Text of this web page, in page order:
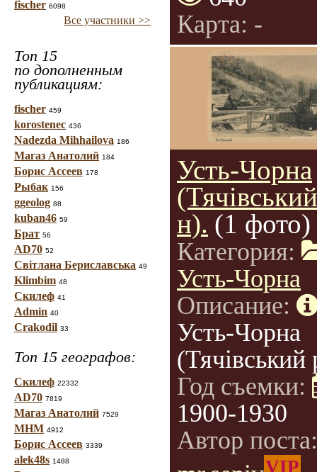
fischer 6098
Все участники >>
Топ 15
по дополненным
публикациям:
fischer 459
korostenec 436
Nadezda Mihhailova 186
Магаз Анатолий 184
Борис Ассеев 178
Рыбак 156
ggeolog 88
kuban46 59
Брат 56
AD70 52
Світлана Бериславська 49
Klimbim 48
Скилеф 41
Admin 40
Crakodil 33
Топ 15 географов:
Скилеф 22332
AD70 7819
Магаз Анатолий 7529
МНМ 4912
Борис Ассеев 3339
alek48s 1488
Карта: -
Усть-Чорна
н). (1 фото)
Категория:
Усть-Чорна
Описание:
Усть-Чорна
(Тячівський
Год съемки:
1900-1930
Автор
VIP